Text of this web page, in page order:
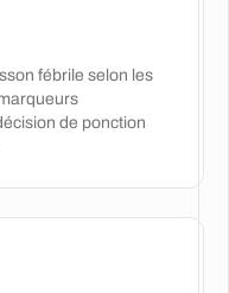
fébrile selon les
de ponction